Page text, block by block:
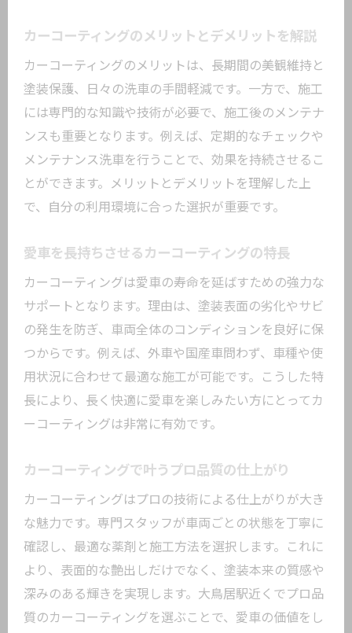
カーコーティングのメリットとデメリットを解説
カーコーティングのメリットは、長期間の美観維持と
塗装保護、日々の洗車の手間軽減です。一方で、施工
には専門的な知識や技術が必要で、施工後のメンテナ
ンスも重要となります。例えば、定期的なチェックや
メンテナンス洗車を行うことで、効果を持続させるこ
とができます。メリットとデメリットを理解した上
で、自分の利用環境に合った選択が重要です。
愛車を長持ちさせるカーコーティングの特長
カーコーティングは愛車の寿命を延ばすための強力な
サポートとなります。理由は、塗装表面の劣化やサビ
の発生を防ぎ、車両全体のコンディションを良好に保
つからです。例えば、外車や国産車問わず、車種や使
用状況に合わせて最適な施工が可能です。こうした特
長により、長く快適に愛車を楽しみたい方にとってカ
ーコーティングは非常に有効です。
カーコーティングで叶うプロ品質の仕上がり
カーコーティングはプロの技術による仕上がりが大き
な魅力です。専門スタッフが車両ごとの状態を丁寧に
確認し、最適な薬剤と施工方法を選択します。これに
より、表面的な艶出しだけでなく、塗装本来の質感や
深みのある輝きを実現します。大鳥居駅近くでプロ品
質のカーコーティングを選ぶことで、愛車の価値をし